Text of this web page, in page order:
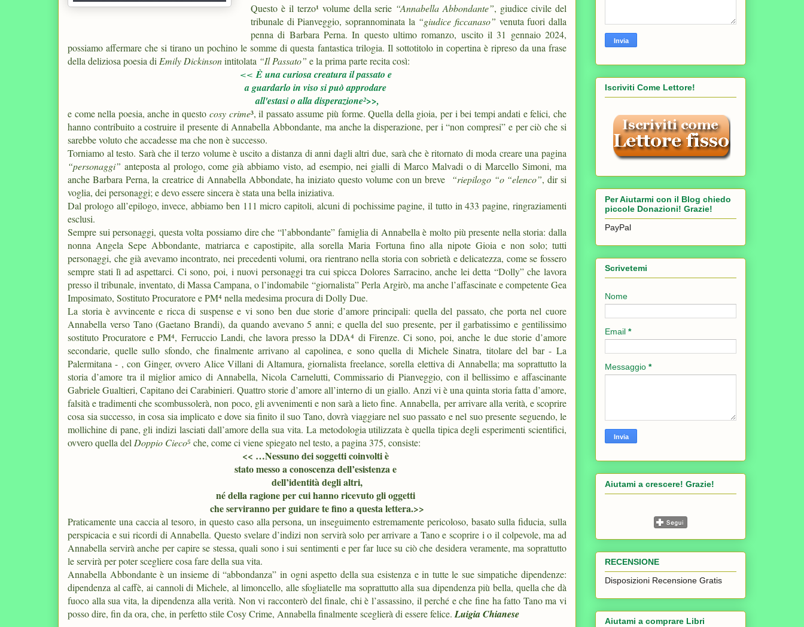
Questo è il terzo¹volume della serie “Annabella Abbondante”, giudice civile del
tribunale di Pianveggio, soprannominata la “giudice ficcanaso” venuta fuori dalla
penna di Barbara Perna. In questo ultimo romanzo, uscito il 31 gennaio 2024,
possiamo affermare che si tirano un pochino le somme di questa fantastica trilogia. Il sottotitolo in copertina è ripreso da una frase
della deliziosa poesia di Emily Dickinsonintitolata “Il Passato” e la prima parte recita così:
<< È una curiosa creatura il passato e
a guardarlo in viso si può approdare
all'estasi o alla disperazione²>>,
e come nella poesia, anche in questocosy crime³, il passato assume più forme. Quella della gioia, per i bei tempi andati e felici, che
hanno contribuito a costruire il presente di Annabella Abbondante, ma anche la disperazione, per i “non compresi” e per ciò che si
sarebbe voluto che accadesse ma che non è successo.
Torniamo al testo. Sarà che il terzo volume è uscito a distanza di anni dagli altri due, sarà che è ritornato di moda creare una pagina
“personaggi” anteposta al prologo, come già abbiamo visto, ad esempio, nei gialli di Marco Malvadi o di Marcello Simoni, ma
anche Barbara Perna, la creatrice di Annabella Abbondate, ha iniziato questo volume con un breve
“riepilogo “o “elenco”, dir si
voglia, dei personaggi; e devo essere sincera è stata una bella iniziativa.
Dal prologo all’epilogo, invece, abbiamo ben 111 micro capitoli, alcuni di pochissime pagine, il tutto in 433 pagine, ringraziamenti
esclusi.
Sempre sui personaggi, questa volta possiamo dire che “l’abbondante” famiglia di Annabella è molto più presente nella storia: dalla
nonna Angela Sepe Abbondante, matriarca e capostipite, alla sorella Maria Fortuna fino alla nipote Gioia e non solo; tutti
personaggi, che già avevamo incontrato, nei precedenti volumi, ora rientrano nella storia con sobrietà e delicatezza, come se fossero
sempre stati lì ad aspettarci. Ci sono, poi, i nuovi personaggi tra cui spicca Dolores Sarracino, anche lei detta “Dolly” che lavora
presso il tribunale, inventato, di Massa Campana, o l’indomabile “giornalista” Perla Argirò, ma anche l’affascinate e competente Gea
Imposimato, Sostituto Procuratore e PM⁴ nella medesima procura di Dolly Due.
La storia è avvincente e ricca di suspense e vi sono ben due storie d’amore principali: quella del passato, che porta nel cuore
Annabella verso Tano (Gaetano Brandi), da quando avevano 5 anni; e quella del suo presente, per il garbatissimo e gentilissimo
sostituto Procuratore e PM⁴, Ferruccio Landi, che lavora presso la DDA⁴ di Firenze. Ci sono, poi, anche le due storie d’amore
secondarie, quelle sullo sfondo, che finalmente arrivano al capolinea, e sono quella di Michele Sinatra, titolare del bar - La
Palermitana - , con Ginger, ovvero Alice Villani di Altamura, giornalista freelance, sorella elettiva di Annabella; ma soprattutto la
storia d’amore tra il miglior amico di Annabella, Nicola Carnelutti, Commissario di Pianveggio, con il bellissimo e affascinante
Gabriele Gualtieri, Capitano dei Carabinieri. Quattro storie d’amore all’interno di un giallo. Anzi vi è una quinta storia fatta d’amore,
falsità e tradimenti che scombussolerà, non poco, gli avvenimenti e non sarà a lieto fine. Annabella, per arrivare alla verità, e scoprire
cosa sia successo, in cosa sia implicato e dove sia finito il suo Tano, dovrà viaggiare nel suo passato e nel suo presente seguendo, le
mollichine di pane, gli indizi lasciati dall’amore della sua vita. La metodologia utilizzata è quella tipica degli esperimenti scientifici,
ovvero quella del Doppio Cieco⁵ che, come ci viene spiegato nel testo, a pagina 375, consiste:
<< …Nessuno dei soggetti coinvolti è
stato messo a conoscenza dell’esistenza e
dell’identità degli altri,
né della ragione per cui hanno ricevuto gli oggetti
che serviranno per guidare te fino a questa lettera.>>
Praticamente una caccia al tesoro, in questo caso alla persona, un inseguimento estremamente pericoloso, basato sulla fiducia, sulla
perspicacia e sui ricordi di Annabella. Questo svelare d’indizi non servirà solo per arrivare a Tano e scoprire i o il colpevole, ma ad
Annabella servirà anche per capire se stessa, quali sono i sui sentimenti e per far luce su ciò che desidera veramente, ma soprattutto
le servirà per poter scegliere cosa fare della sua vita.
Annabella Abbondante è un insieme di “abbondanza” in ogni aspetto della sua esistenza e in tutte le sue simpatiche dipendenze:
dipendenza al caffè, ai cannoli di Michele, al limoncello, alle sfogliatelle ma soprattutto alla sua dipendenza più bella, quella che dà
fuoco alla sua vita, la dipendenza alla verità. Non vi racconterò del finale, chi è l’assassino, il perché e che fine ha fatto Tano ma vi
posso dire, fin da ora, che, in perfetto stile Cosy Crime, Annabella finalmente sceglierà di essere felice. Luigia Chianese
Iscriviti Come Lettore!
Per Aiutarmi con il Blog chiedo
piccole Donazioni! Grazie!
PayPal
Scrivetemi
Nome
Email *
Messaggio *
Aiutami a crescere! Grazie!
RECENSIONE
Disposizioni Recensione Gratis
Aiutami a comprare Libri